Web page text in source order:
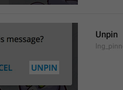
Unpin